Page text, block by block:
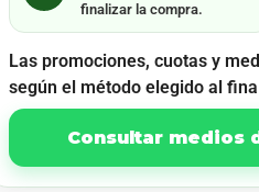
finalizar la compra.
Las promociones, cuotas y
según el método elegido al
Consultar medios